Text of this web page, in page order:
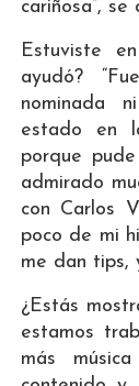
cariñosa”, se
Estuviste
ayudó?
nominada
estado en
porque
admirado
con Carlos
poco de mi
me dan tips,
¿Estás
estamos
más